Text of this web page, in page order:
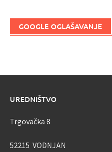
GOOGLE OGLAŠAVANJE
UREDNIŠTVO
Trgovačka 8
52215 VODNJAN